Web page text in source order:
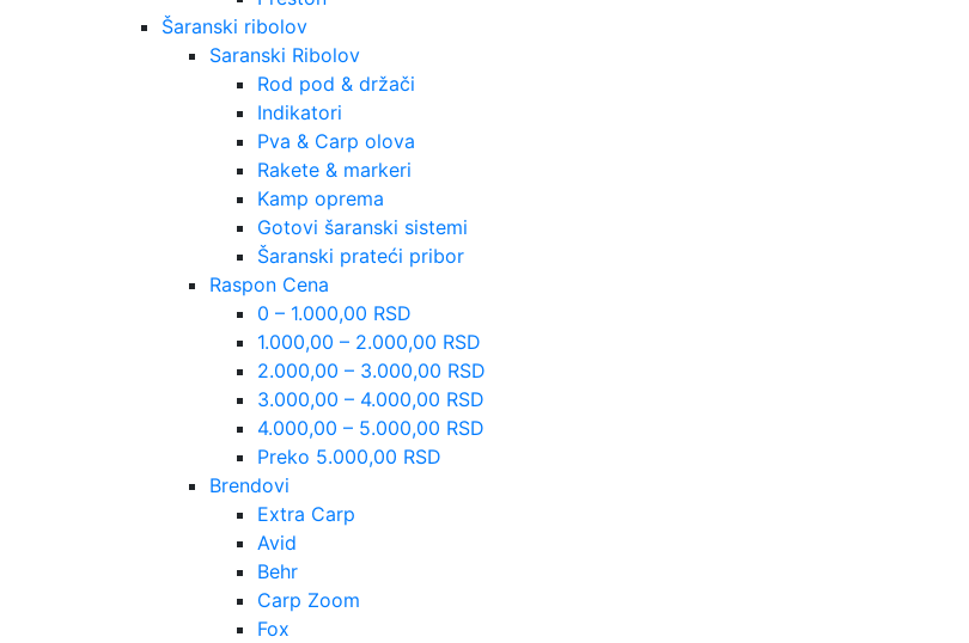
Šaranski ribolov
Saranski Ribolov
Rod pod & držači
Indikatori
Pva & Carp olova
Rakete & markeri
Kamp oprema
Gotovi šaranski sistemi
Šaranski prateći pribor
Raspon Cena
0 – 1.000,00 RSD
1.000,00 – 2.000,00 RSD
2.000,00 – 3.000,00 RSD
3.000,00 – 4.000,00 RSD
4.000,00 – 5.000,00 RSD
Preko 5.000,00 RSD
Brendovi
Extra Carp
Avid
Behr
Carp Zoom
Fox